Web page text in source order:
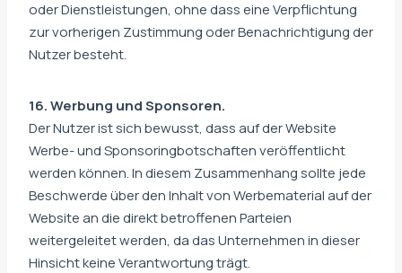
oder Dienstleistungen, ohne dass eine Verpflichtung
zur vorherigen Zustimmung oder Benachrichtigung der
Nutzer besteht.
16. Werbung und Sponsoren.
Der Nutzer ist sich bewusst, dass auf der Website
Werbe- und Sponsoringbotschaften veröffentlicht
werden können. In diesem Zusammenhang sollte jede
Beschwerde über den Inhalt von Werbematerial auf der
Website an die direkt betroffenen Parteien
weitergeleitet werden, da das Unternehmen in dieser
Hinsicht keine Verantwortung trägt.